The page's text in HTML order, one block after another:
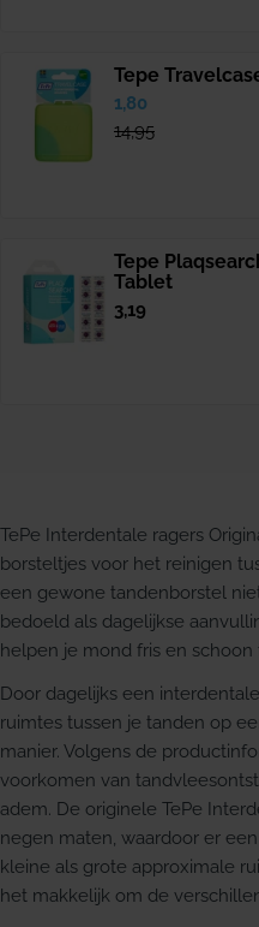
Tepe
Verkoopprijs
1,80
Normale
prijs
14,95
Tepe
Tablet
Normale
3,19
TePe Interdentale ragers
borsteltjes voor het reinigen
een gewone tandenborstel
bedoeld als dagelijkse
helpen je mond fris en schoon
Door dagelijks een
ruimtes tussen je tanden op
manier. Volgens de
voorkomen van
adem. De originele TePe
negen maten, waardoor er
kleine als grote approximale
het makkelijk om de